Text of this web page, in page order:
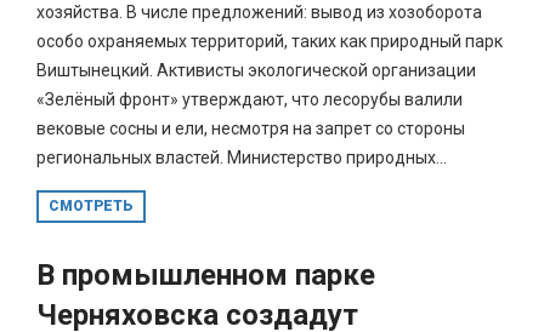
хозяйства. В числе предложений: вывод из хозоборота
особо охраняемых территорий, таких как природный парк
Виштынецкий. Активисты экологической организации
«Зелёный фронт» утверждают, что лесорубы валили
вековые сосны и ели, несмотря на запрет со стороны
региональных властей. Министерство природных...
СМОТРЕТЬ
В промышленном парке
Черняховска создадут